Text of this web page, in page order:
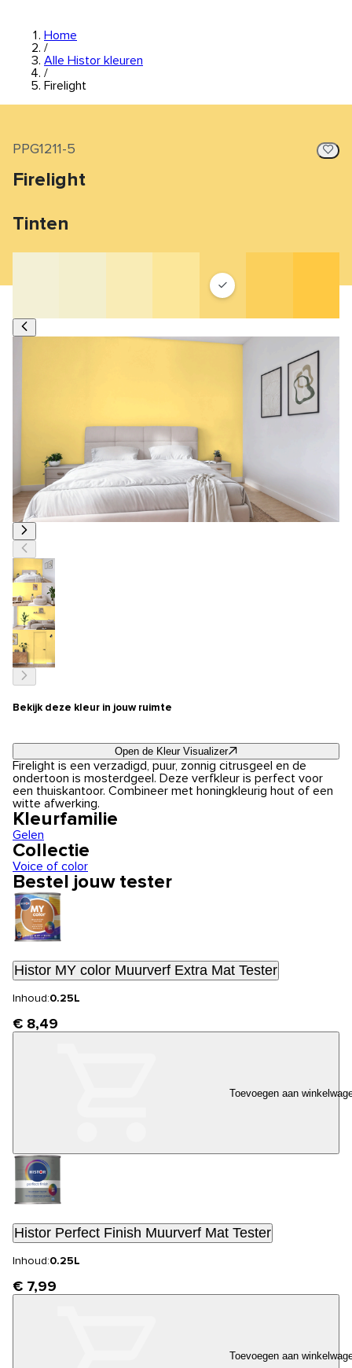
Home
/
Alle Histor kleuren
/
Firelight
PPG1211-5
Firelight
Tinten
Bekijk deze kleur in jouw ruimte
Open de Kleur Visualizer
Firelight is een verzadigd, puur, zonnig citrusgeel en de
ondertoon is mosterdgeel. Deze verfkleur is perfect voor
een thuiskantoor. Combineer met honingkleurig hout of een
witte afwerking.
Kleurfamilie
Gelen
Collectie
Voice of color
Bestel jouw tester
Histor MY color Muurverf Extra Mat Tester
Inhoud:0.25L
€ 8,49
Toevoegen aan
Histor Perfect Finish Muurverf Mat Tester
Inhoud:0.25L
€ 7,99
Toevoegen aan